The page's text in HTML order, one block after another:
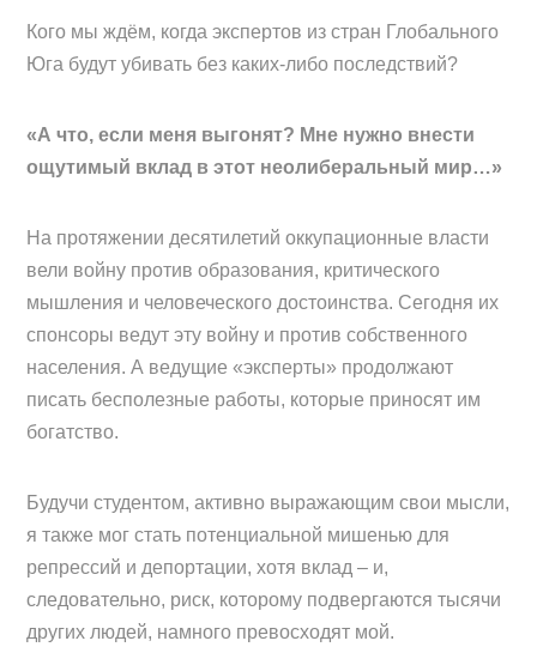
Кого мы ждём, когда экспертов из стран Глобального
Юга будут убивать без каких-либо последствий?
«А что, если меня выгонят? Мне нужно внести
ощутимый вклад в этот неолиберальный мир…»
На протяжении десятилетий оккупационные власти
вели войну против образования, критического
мышления и человеческого достоинства. Сегодня их
спонсоры ведут эту войну и против собственного
населения. А ведущие «эксперты» продолжают
писать бесполезные работы, которые приносят им
богатство.
Будучи студентом, активно выражающим свои мысли,
я также мог стать потенциальной мишенью для
репрессий и депортации, хотя вклад – и,
следовательно, риск, которому подвергаются тысячи
других людей, намного превосходят мой.